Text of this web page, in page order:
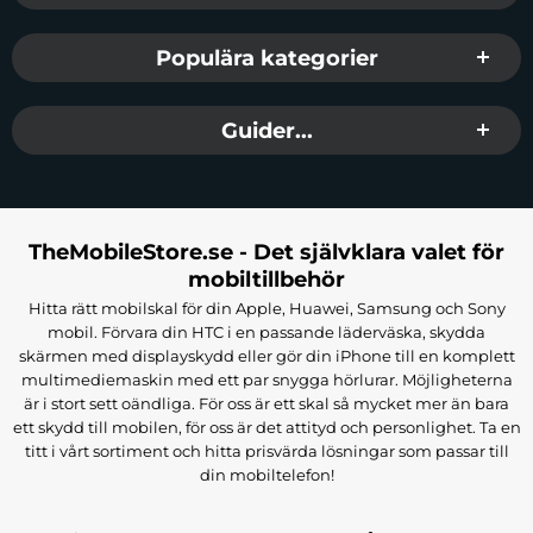
Populära kategorier
Guider...
TheMobileStore.se - Det självklara valet för
mobiltillbehör
Hitta rätt mobilskal för din Apple, Huawei, Samsung och Sony
mobil. Förvara din HTC i en passande läderväska, skydda
skärmen med displayskydd eller gör din iPhone till en komplett
multimediemaskin med ett par snygga hörlurar. Möjligheterna
är i stort sett oändliga. För oss är ett skal så mycket mer än bara
ett skydd till mobilen, för oss är det attityd och personlighet. Ta en
titt i vårt sortiment och hitta prisvärda lösningar som passar till
din mobiltelefon!